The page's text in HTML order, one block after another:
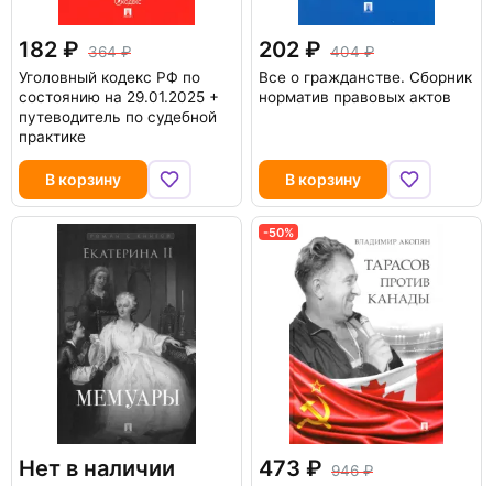
182
364
Уголовный кодекс РФ по
состоянию на 29.01.2025 +
путеводитель по судебной
практике
В корзину
202
404
Все о гражданстве. Сборник
норматив правовых актов
В корзину
Нет в наличии
-50%
473
946